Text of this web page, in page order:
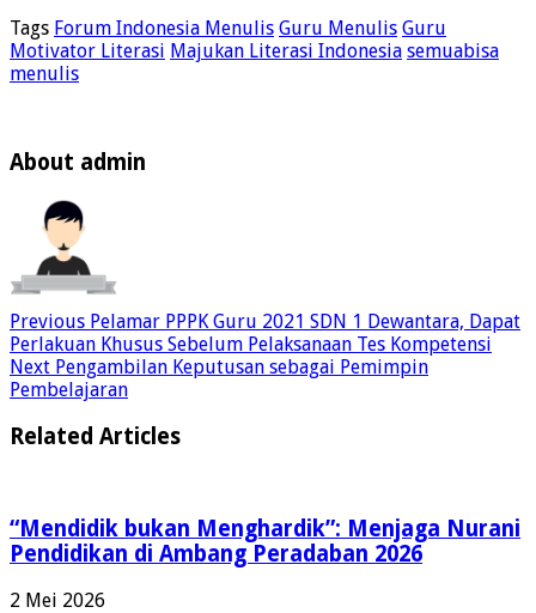
Tags Forum Indonesia Menulis Guru Menulis Guru
Motivator Literasi Majukan Literasi Indonesia semuabisa
menulis
About admin
Previous Pelamar PPPK Guru 2021 SDN 1 Dewantara, Dapat
Perlakuan Khusus Sebelum Pelaksanaan Tes Kompetensi
Next Pengambilan Keputusan sebagai Pemimpin
Pembelajaran
Related Articles
“Mendidik bukan Menghardik”: Menjaga Nurani
Pendidikan di Ambang Peradaban 2026
2 Mei 2026